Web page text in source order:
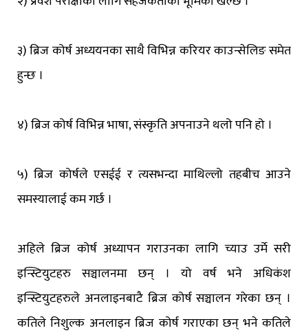
३) ब्रिज कोर्ष अध्ययनका साथै विभिन्न करियर काउन्सेलिङ समेत
हुन्छ ।
४) ब्रिज कोर्ष विभिन्न भाषा, संस्कृति अपनाउने थलो पनि हो ।
५) ब्रिज कोर्षले एसईई र त्यसभन्दा माथिल्लो तहबीच आउने
समस्यालाई कम गर्छ ।
अहिले ब्रिज कोर्ष अध्यापन गराउनका लागि च्याउ उर्मे सरी
इन्स्टियुटहरु सञ्चालनमा छन् । यो वर्ष भने अधिकंश
इन्स्टियुटहरुले अनलाइनबाटै ब्रिज कोर्ष सञ्चालन गरेका छन् ।
कतिले निशुल्क अनलाइन ब्रिज कोर्ष गराएका छन् भने कतिले